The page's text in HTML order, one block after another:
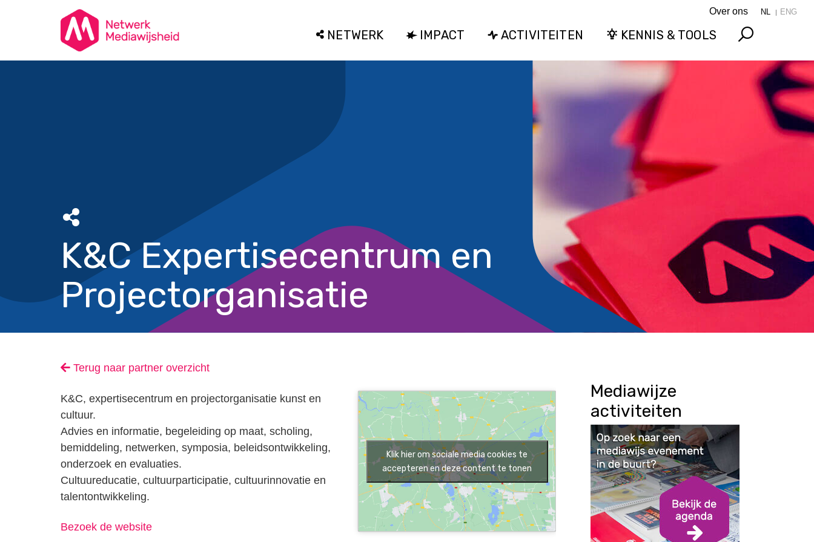
Over ons NL ENG
NETWERK IMPACT ACTIVITEITEN KENNIS & TOOLS
K&C Expertisecentrum en
Projectorganisatie
Terug naar partner overzicht
Klik hier om sociale media cookies te
accepteren en deze content te tonen
K&C, expertisecentrum en projectorganisatie kunst en
cultuur.
Advies en informatie, begeleiding op maat, scholing,
bemiddeling, netwerken, symposia, beleidsontwikkeling,
onderzoek en evaluaties.
Cultuureducatie, cultuurparticipatie, cultuurinnovatie en
talentontwikkeling.
Bezoek de website
Mediawijze
activiteiten